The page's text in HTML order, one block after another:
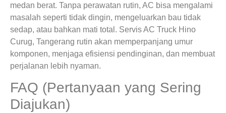
medan berat. Tanpa perawatan rutin, AC bisa mengalami
masalah seperti tidak dingin, mengeluarkan bau tidak
sedap, atau bahkan mati total. Servis AC Truck Hino
Curug, Tangerang rutin akan memperpanjang umur
komponen, menjaga efisiensi pendinginan, dan membuat
perjalanan lebih nyaman.
FAQ (Pertanyaan yang Sering
Diajukan)